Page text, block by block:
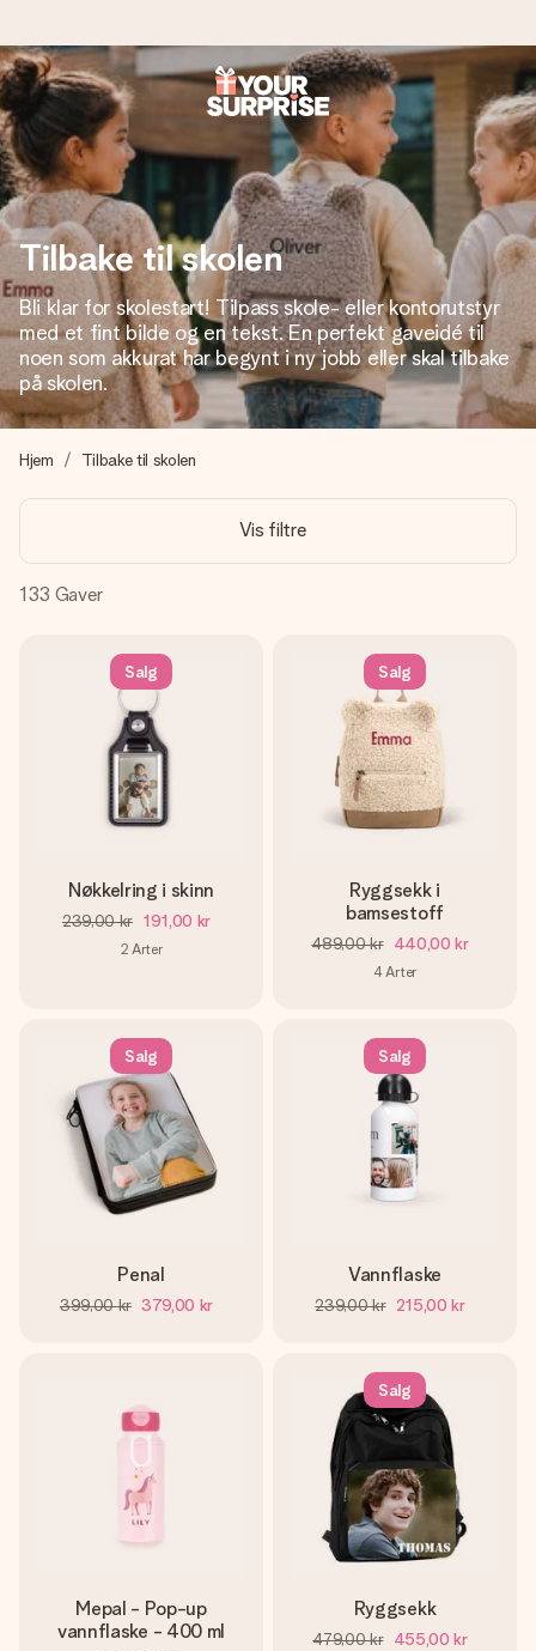
Bestill i dag, sendes innen 1 virkedag
Vi lager dine gaver med omtanke og sender den avgårde så
raskt som mulig - slik at du kan gi gaven i tide, når den betyr
aller mest.
4,5 (basert på +15 000 anmeldelser)
Gavene våre inspirerer. Kundene gir oss 4,5 på Google
Reviews.
Lag noe unikt med bare noen få steg - med hennes navn,
et bilde av dere eller en beskjed som virkelig berører
hjertet. Ikke noe tull, bare masse kjærlighet i øyeblikket.
Tilbake til skolen
Bli klar for skolestart! Tilpass skole- eller kontorutstyr
med et fint bilde og en tekst. En perfekt gaveidé til
noen som akkurat har begynt i ny jobb eller skal tilbake
på skolen.
Hjem Tilbake til skolen
Vis filtre
133 Gaver
Salg
Nøkkelring i skinn
239,00 kr 191,00 kr
2 Arter
Salg
Ryggsekk i
bamsestoff
489,00 kr 440,00 kr
4Arter
Salg
Penal
399,00 kr 379,00 kr
Salg
Vannflaske
239,00 kr 215,00 kr
Mepal - Pop-up
vannflaske - 400 ml
Salg
Ryggsekk
479,00 kr 455,00 kr